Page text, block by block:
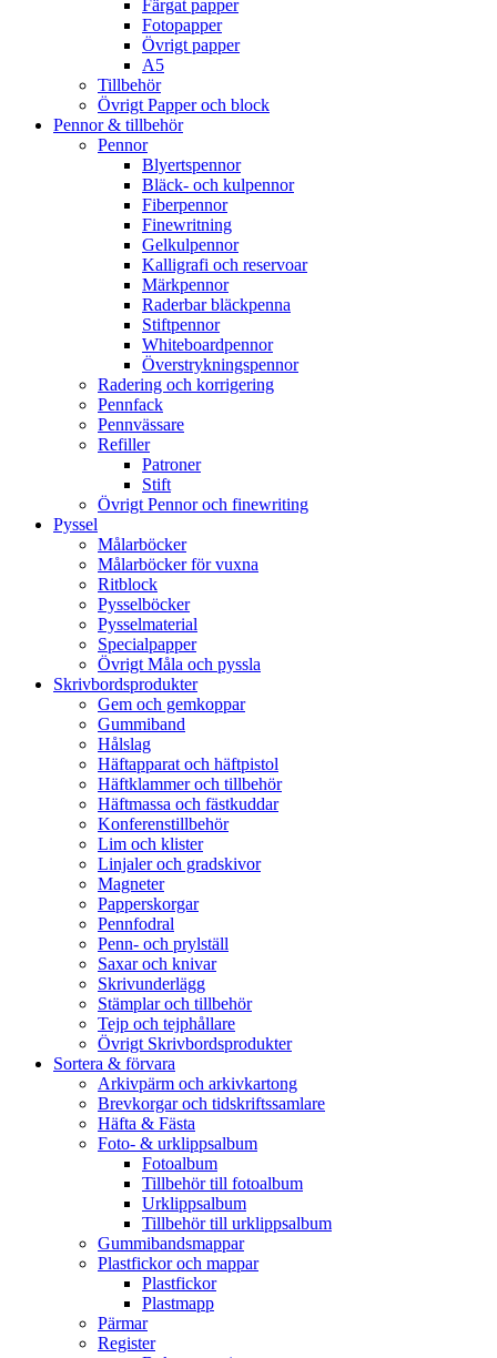
Färgat papper
Fotopapper
Övrigt papper
A5
Tillbehör
Övrigt Papper och block
Pennor & tillbehör
Pennor
Blyertspennor
Bläck- och kulpennor
Fiberpennor
Finewritning
Gelkulpennor
Kalligrafi och reservoar
Märkpennor
Raderbar bläckpenna
Stiftpennor
Whiteboardpennor
Överstrykningspennor
Radering och korrigering
Pennfack
Pennvässare
Refiller
Patroner
Stift
Övrigt Pennor och finewriting
Pyssel
Målarböcker
Målarböcker för vuxna
Ritblock
Pysselböcker
Pysselmaterial
Specialpapper
Övrigt Måla och pyssla
Skrivbordsprodukter
Gem och gemkoppar
Gummiband
Hålslag
Häftapparat och häftpistol
Häftklammer och tillbehör
Häftmassa och fästkuddar
Konferenstillbehör
Lim och klister
Linjaler och gradskivor
Magneter
Papperskorgar
Pennfodral
Penn- och prylställ
Saxar och knivar
Skrivunderlägg
Stämplar och tillbehör
Tejp och tejphållare
Övrigt Skrivbordsprodukter
Sortera & förvara
Arkivpärm och arkivkartong
Brevkorgar och tidskriftssamlare
Häfta & Fästa
Foto- & urklippsalbum
Fotoalbum
Tillbehör till fotoalbum
Urklippsalbum
Tillbehör till urklippsalbum
Gummibandsmappar
Plastfickor och mappar
Plastfickor
Plastmapp
Pärmar
Register